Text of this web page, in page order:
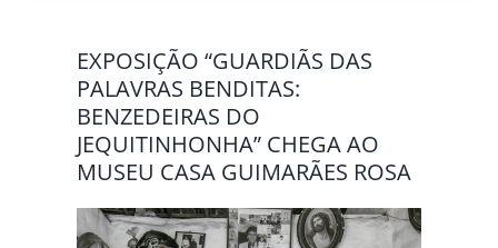
EXPOSIÇÃO “GUARDIÃS DAS
PALAVRAS BENDITAS:
BENZEDEIRAS DO
JEQUITINHONHA” CHEGA AO
MUSEU CASA GUIMARÃES ROSA